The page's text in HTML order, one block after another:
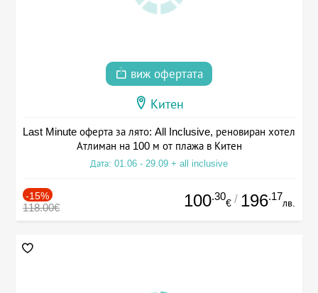
виж офертата
Китен
Last Minute оферта за лято: All Inclusive, реновиран хотел
Атлиман на 100 м от плажа в Китен
Дата: 01.06 - 29.09 + all inclusive
-15%
118.00€ 100.30
€ / 196.17
лв.